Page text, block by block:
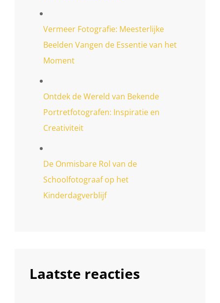
Vermeer Fotografie: Meesterlijke
Beelden Vangen de Essentie van het
Moment
Ontdek de Wereld van Bekende
Portretfotografen: Inspiratie en
Creativiteit
De Onmisbare Rol van de
Schoolfotograaf op het
Kinderdagverblijf
Laatste reacties